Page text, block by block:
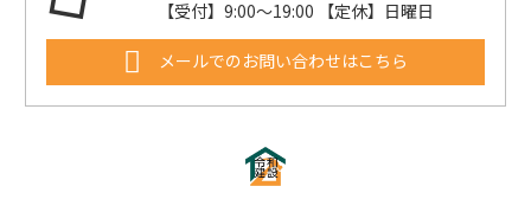
【受付】9:00〜19:00 【定休】日曜日
メールでのお問い合わせはこちら